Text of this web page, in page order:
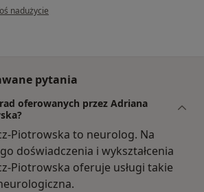
użytkownika mattw666
nadużycie
pytania
oferowanych przez Adriana
Piotrowska to neurolog. Na
doświadczenia i wykształcenia
Piotrowska oferuje usługi takie